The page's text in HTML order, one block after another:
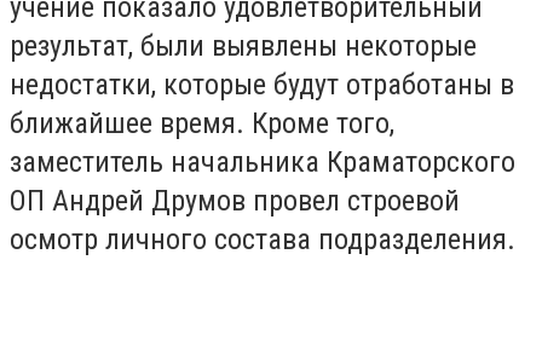
учение показало удовлетворительный
результат, были выявлены некоторые
недостатки, которые будут отработаны в
ближайшее время. Кроме того,
заместитель начальника Краматорского
ОП Андрей Друмов провел строевой
осмотр личного состава подразделения.